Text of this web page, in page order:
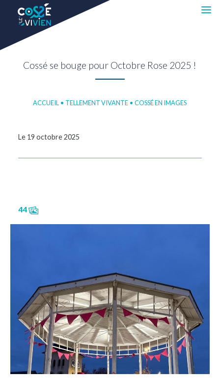
Cossé se bouge pour Octobre Rose 2025 !
ACCUEIL • TELLEMENT VIVANTE • COSSÉ EN IMAGES
Le 19 octobre 2025
44